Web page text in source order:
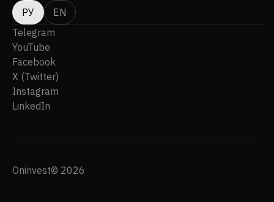
РУ
EN
Telegram
YouTube
Facebook
X (Twitter)
Instagram
LinkedIn
Oninvest© 2026